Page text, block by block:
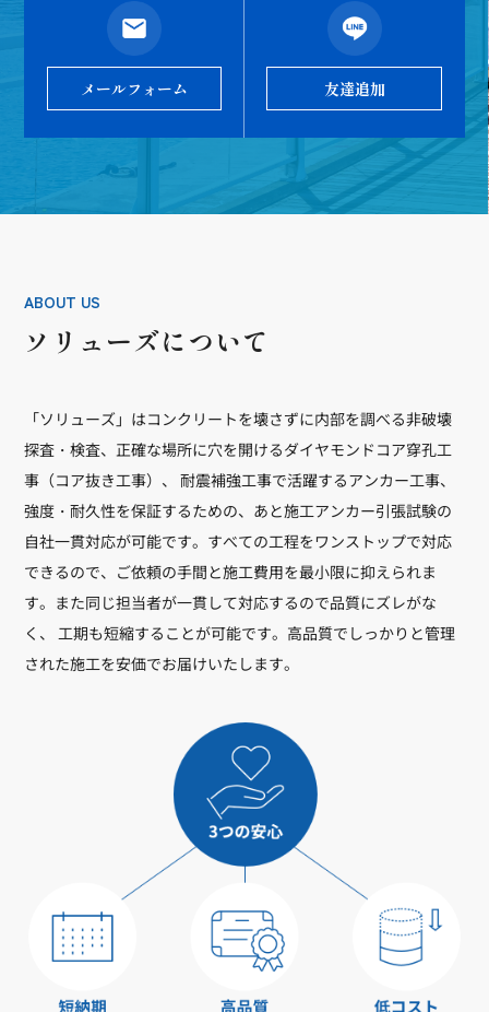
メールフォーム 友達追加
ABOUT US
ソリューズについて
「ソリューズ」はコンクリートを壊さずに内部を調べる非破壊
探査・検査、正確な場所に穴を開けるダイヤモンドコア穿孔工
事（コア抜き工事）、 耐震補強工事で活躍するアンカー工事、
強度・耐久性を保証するための、あと施工アンカー引張試験の
自社一貫対応が可能です。すべての工程をワンストップで対応
できるので、ご依頼の手間と施工費用を最小限に抑えられま
す。また同じ担当者が一貫して対応するので品質にズレがな
く、 工期も短縮することが可能です。高品質でしっかりと管理
された施工を安価でお届けいたします。